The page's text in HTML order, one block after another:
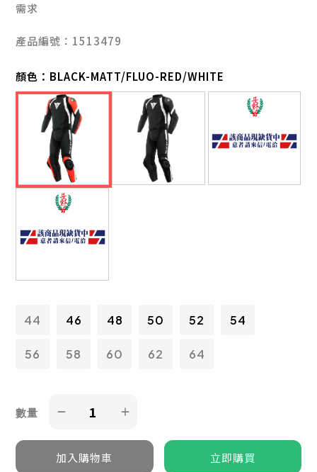
需求
產品編號：1513479
顏色： BLACK-MATT/FLUO-RED/WHITE
44 46 48 50 52 54
56 58 60 62 64
數量